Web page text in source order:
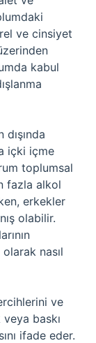
ve cinsiyet
kabul
içki içme
toplumsal
fazla alkol
erkekler
olabilir.
nasıl
ve
veya baskı
ifade eder.